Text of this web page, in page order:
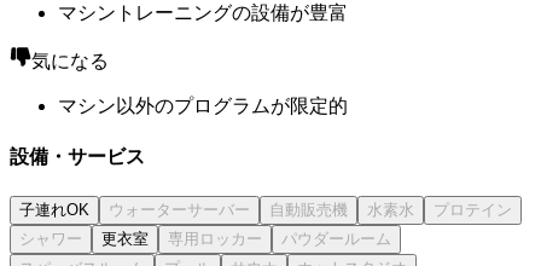
マシントレーニングの設備が豊富
気になる
マシン以外のプログラムが限定的
設備・サービス
子連れOK
更衣室